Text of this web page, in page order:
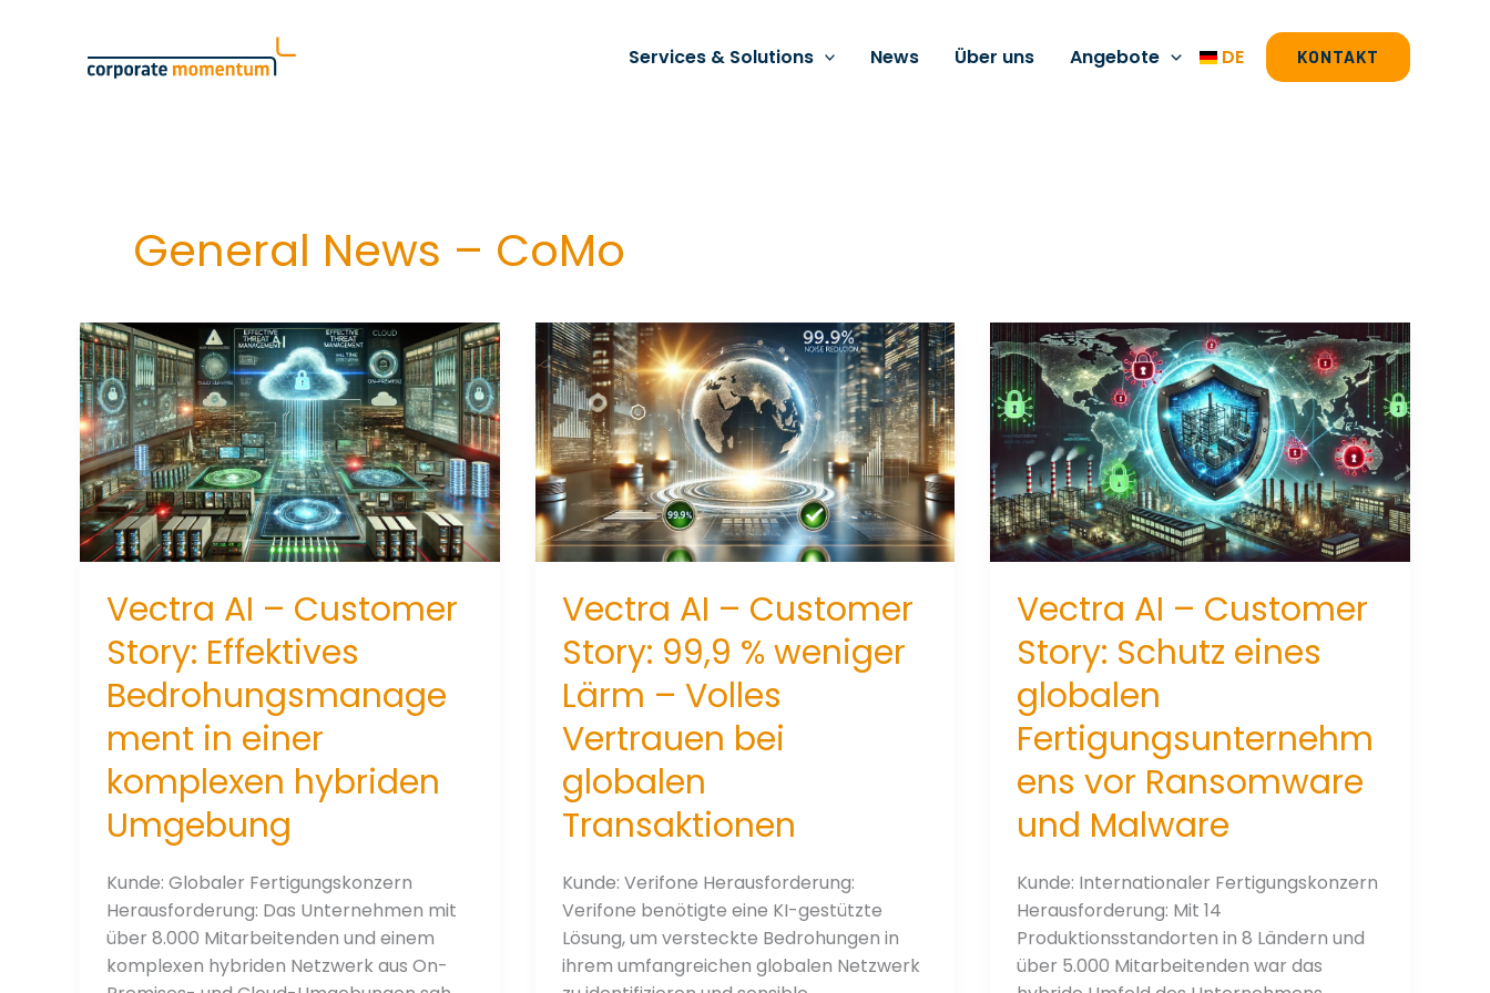
Services & Solutions News Über uns Angebote DE KONTAKT
General News – CoMo
Vectra AI – Customer
Story: Effektives
Bedrohungsmanage
ment in einer
komplexen hybriden
Umgebung
Kunde: Globaler Fertigungskonzern
Herausforderung: Das Unternehmen mit
über 8.000 Mitarbeitenden und einem
komplexen hybriden Netzwerk aus On-
Vectra AI – Customer
Story: 99,9 % weniger
Lärm – Volles
Vertrauen bei
globalen
Transaktionen
Kunde: Verifone Herausforderung:
Verifone benötigte eine KI-gestützte
Lösung, um versteckte Bedrohungen in
ihrem umfangreichen globalen Netzwerk
Vectra AI – Customer
Story: Schutz eines
globalen
Fertigungsunternehm
ens vor Ransomware
und Malware
Kunde: Internationaler Fertigungskonzern
Herausforderung: Mit 14
Produktionsstandorten in 8 Ländern und
über 5.000 Mitarbeitenden war das